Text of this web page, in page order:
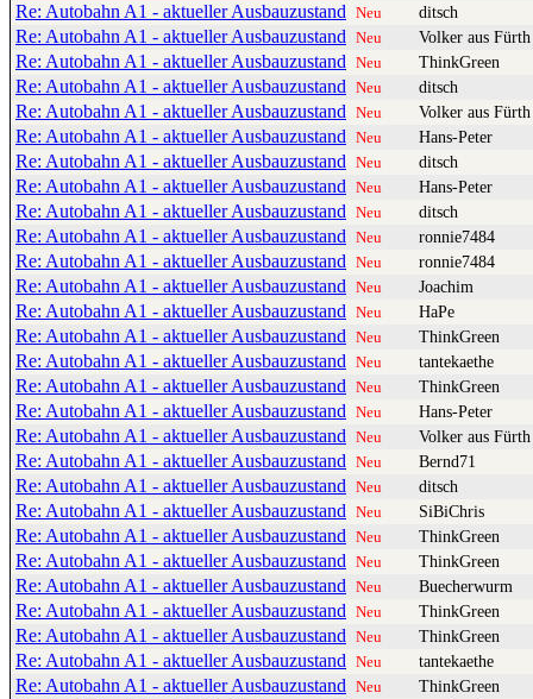
Re: Autobahn A1 - aktueller Ausbauzustand Neu ditsch
Re: Autobahn A1 - aktueller Ausbauzustand Neu Volker aus Fürth
Re: Autobahn A1 - aktueller Ausbauzustand Neu ThinkGreen
Re: Autobahn A1 - aktueller Ausbauzustand Neu ditsch
Re: Autobahn A1 - aktueller Ausbauzustand Neu Volker aus Fürth
Re: Autobahn A1 - aktueller Ausbauzustand Neu Hans-Peter
Re: Autobahn A1 - aktueller Ausbauzustand Neu ditsch
Re: Autobahn A1 - aktueller Ausbauzustand Neu Hans-Peter
Re: Autobahn A1 - aktueller Ausbauzustand Neu ditsch
Re: Autobahn A1 - aktueller Ausbauzustand Neu ronnie7484
Re: Autobahn A1 - aktueller Ausbauzustand Neu ronnie7484
Re: Autobahn A1 - aktueller Ausbauzustand Neu Joachim
Re: Autobahn A1 - aktueller Ausbauzustand Neu HaPe
Re: Autobahn A1 - aktueller Ausbauzustand Neu ThinkGreen
Re: Autobahn A1 - aktueller Ausbauzustand Neu tantekaethe
Re: Autobahn A1 - aktueller Ausbauzustand Neu ThinkGreen
Re: Autobahn A1 - aktueller Ausbauzustand Neu Hans-Peter
Re: Autobahn A1 - aktueller Ausbauzustand Neu Volker aus Fürth
Re: Autobahn A1 - aktueller Ausbauzustand Neu Bernd71
Re: Autobahn A1 - aktueller Ausbauzustand Neu ditsch
Re: Autobahn A1 - aktueller Ausbauzustand Neu SiBiChris
Re: Autobahn A1 - aktueller Ausbauzustand Neu ThinkGreen
Re: Autobahn A1 - aktueller Ausbauzustand Neu ThinkGreen
Re: Autobahn A1 - aktueller Ausbauzustand Neu Buecherwurm
Re: Autobahn A1 - aktueller Ausbauzustand Neu ThinkGreen
Re: Autobahn A1 - aktueller Ausbauzustand Neu ThinkGreen
Re: Autobahn A1 - aktueller Ausbauzustand Neu tantekaethe
Re: Autobahn A1 - aktueller Ausbauzustand Neu ThinkGreen